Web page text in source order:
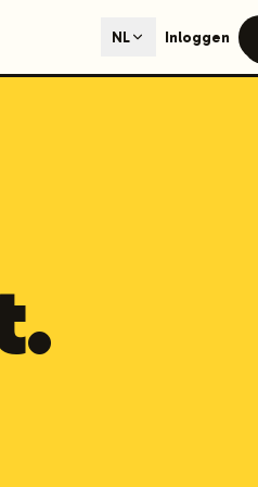
content generation with
NL Inloggen